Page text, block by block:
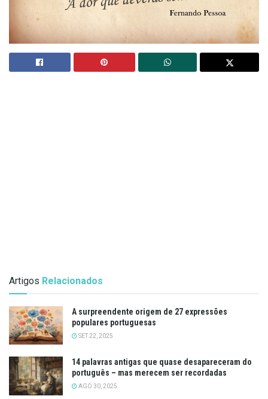
Artigos Relacionados
A surpreendente origem de 27 expressões
populares portuguesas
SET 22, 2025
14 palavras antigas que quase desapareceram do
português – mas merecem ser recordadas
AGO 30, 2025